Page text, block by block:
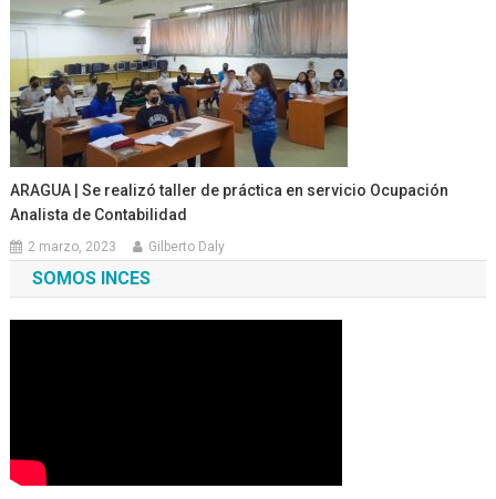
ARAGUA | Se realizó taller de práctica en servicio Ocupación
Analista de Contabilidad
2 marzo, 2023 Gilberto Daly
SOMOS INCES